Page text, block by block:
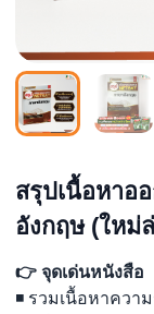
สรุปเนื้อหาอ
อังกฤษ (ใหม่
👉 จุดเด่นหนังสือ
◾ รวมเนื้อหาคว